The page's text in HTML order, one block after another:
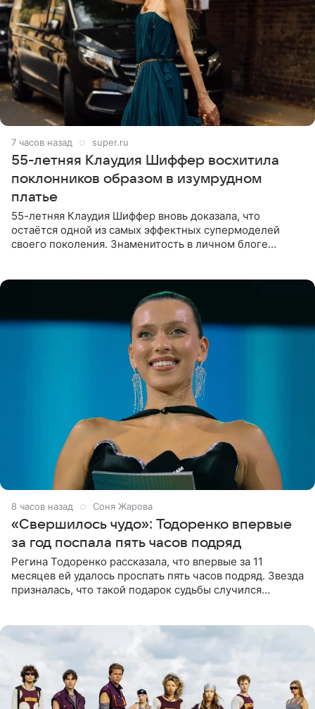
7 часов назад super.ru
55-летняя Клаудия Шиффер восхитила
поклонников образом в изумрудном
платье
55-летняя Клаудия Шиффер вновь доказала, что
остаётся одной из самых эффектных супермоделей
своего поколения. Знаменитость в личном блоге
8 часов назад Соня Жарова
«Свершилось чудо»: Тодоренко впервые
за год поспала пять часов подряд
Регина Тодоренко рассказала, что впервые за 11
месяцев ей удалось проспать пять часов подряд. Звезда
призналась, что такой подарок судьбы случился